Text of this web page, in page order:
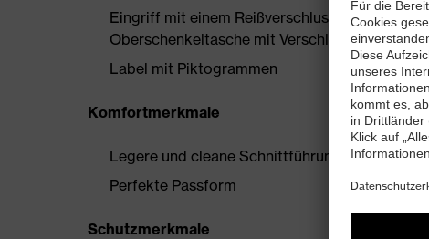
Eingriff mit einem Reißverschluss aus
Oberschenkeltasche mit
Label mit Piktogrammen
Komfortmerkmale
Legere und cleane Schnittführung
Perfekte Passform
Schutzmerkmale